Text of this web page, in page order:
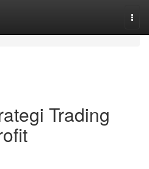
Trading